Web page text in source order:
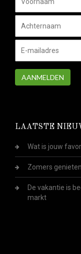
AANMELDEN
LAATSTE
Wat is jouw
Zomers
De vakantie is
markt